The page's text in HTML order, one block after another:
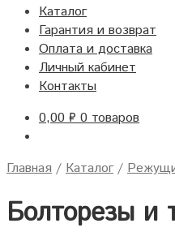
Каталог
Гарантия и возврат
Оплата и доставка
Личный кабинет
Контакты
0,00₽ 0 товаров
Главная / Каталог /
Болторезы и